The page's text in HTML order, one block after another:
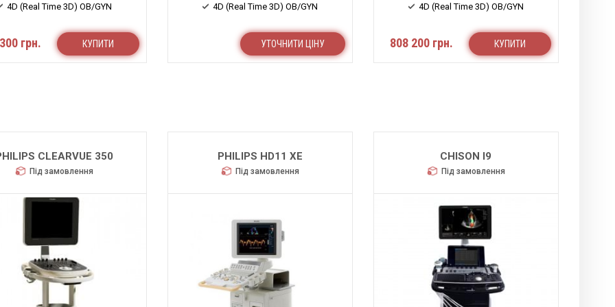
4D (Real Time 3D) OB/GYN
грн. КУПИТИ
4D (Real Time 3D) OB/GYN
УТОЧНИТИ ЦІНУ
4D (Real Time 3D) OB/GYN
808 200 грн. КУПИТИ
CLEARVUE 350
Під замовлення
PHILIPS HD11 XE
Під замовлення
CHISON I9
Під замовлення